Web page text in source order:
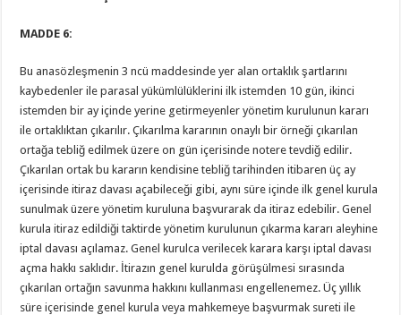
MADDE 6:
Bu anasözleşmenin 3 ncü maddesinde yer alan ortaklık şartlarını
kaybedenler ile parasal yükümlülüklerini ilk istemden 10 gün, ikinci
istemden bir ay içinde yerine getirmeyenler yönetim kurulunun kararı
ile ortaklıktan çıkarılır. Çıkarılma kararının onaylı bir örneği çıkarılan
ortağa tebliğ edilmek üzere on gün içerisinde notere tevdiğ edilir.
Çıkarılan ortak bu kararın kendisine tebliğ tarihinden itibaren üç ay
içerisinde itiraz davası açabileceği gibi, aynı süre içinde ilk genel kurula
sunulmak üzere yönetim kuruluna başvurarak da itiraz edebilir. Genel
kurula itiraz edildiği taktirde yönetim kurulunun çıkarma kararı aleyhine
iptal davası açılamaz. Genel kurulca verilecek karara karşı iptal davası
açma hakkı saklıdır. İtirazın genel kurulda görüşülmesi sırasında
çıkarılan ortağın savunma hakkını kullanması engellenemez. Üç yıllık
süre içerisinde genel kurula veya mahkemeye başvurmak sureti ile